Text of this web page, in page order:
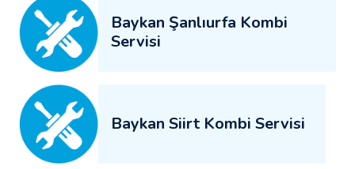
Baykan Şanlıurfa Kombi
Servisi
Baykan Siirt Kombi Servisi